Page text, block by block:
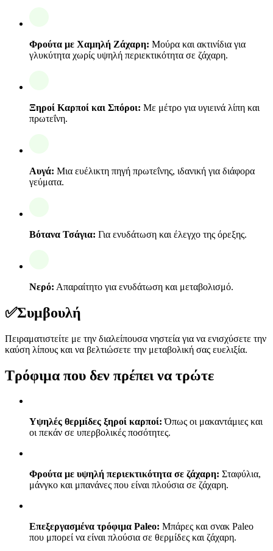
Φρούτα με Χαμηλή Ζάχαρη: Μούρα και ακτινίδια για
γλυκύτητα χωρίς υψηλή περιεκτικότητα σε ζάχαρη.
Ξηροί Καρποί και Σπόροι: Με μέτρο για υγιεινά λίπη και
πρωτεΐνη.
Αυγά: Μια ευέλικτη πηγή πρωτεΐνης, ιδανική για διάφορα
γεύματα.
Βότανα Τσάγια: Για ενυδάτωση και έλεγχο της όρεξης.
Νερό: Απαραίτητο για ενυδάτωση και μεταβολισμό.
✅Συμβουλή
Πειραματιστείτε με την διαλείπουσα νηστεία για να ενισχύσετε την
καύση λίπους και να βελτιώσετε την μεταβολική σας ευελιξία.
Τρόφιμα που δεν πρέπει να τρώτε
Υψηλές θερμίδες ξηροί καρποί: Όπως οι μακαντάμιες και
οι πεκάν σε υπερβολικές ποσότητες.
Φρούτα με υψηλή περιεκτικότητα σε ζάχαρη: Σταφύλια,
μάνγκο και μπανάνες που είναι πλούσια σε ζάχαρη.
Επεξεργασμένα τρόφιμα Paleo: Μπάρες και σνακ Paleo
που μπορεί να είναι πλούσια σε θερμίδες και ζάχαρη.